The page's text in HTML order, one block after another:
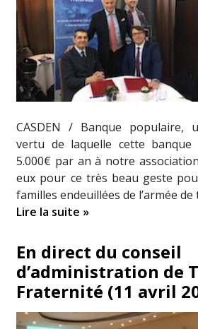
CASDEN / Banque populaire,
vertu de laquelle cette banque
5.000€ par an à notre
eux pour ce très beau geste
familles endeuillées de l’armée de
Lire la suite »
En direct du conseil
d’administration de
Fraternité (11 avril